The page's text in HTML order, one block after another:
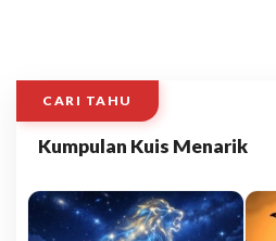
CARI TAHU
Kumpulan Kuis Menarik